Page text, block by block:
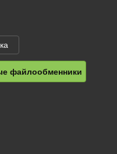
файлообменники